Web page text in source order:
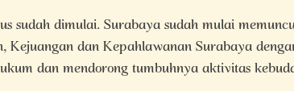
sudah dimulai. Surabaya sudah mulai
Kejuangan dan Kepahlawanan Surabaya
dan mendorong tumbuhnya aktivitas